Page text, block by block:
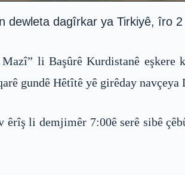
dewleta dagîrkar ya Tirkiyê, îro
Mazî” li Başûrê Kurdistanê
gundê Hêtîtê yê girêday
êrîş li demjimêr 7:00ê serê sibê